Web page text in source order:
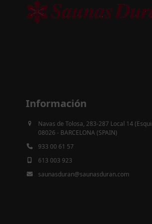
Información
Navas de Tolosa, 283-287 Local 14
08026 - BARCELONA (SPAIN)
933 00 61 57
613 003 923
saunasduran@saunasduran.com